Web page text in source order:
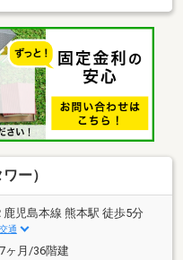
め眺望良好です♪○2022年
います♪○テスラのカーシ
自動車を気軽に利用でき
などの生活利便施設が近
適な都心生活が叶いま
常の暮らしやすさを両立
ご内覧・ご来店 ご希望の
受付中！ご希望のお日に
ー）
鹿児島本線 熊本駅 徒歩5分
通
ヶ月/36階建